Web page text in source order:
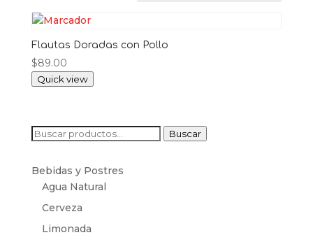
Flautas Doradas con Pollo
$89.00
Quick view
Buscar
Buscar
Bebidas y Postres
Agua Natural
Cerveza
Limonada